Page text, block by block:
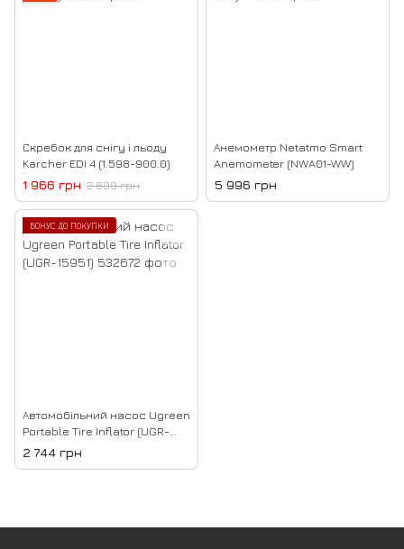
Скребок для снігу і льоду
Karcher EDI 4 (1.598-900.0)
1 966 грн 2 809 грн
Анемометр Netatmo Smart
Anemometer (NWA01-WW)
5 996 грн
БОНУС ДО ПОКУПКИ
Автомобільний насос Ugreen
Portable Tire Inflator (UGR-
15951)
2 744 грн